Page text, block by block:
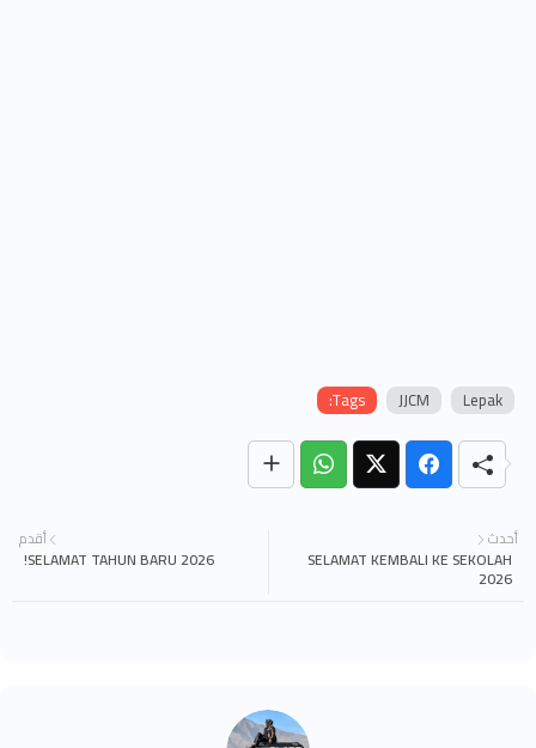
Tags: JJCM Lepak
أحدث
SELAMAT KEMBALI KE SEKOLAH
2026
أقدم
SELAMAT TAHUN BARU 2026!